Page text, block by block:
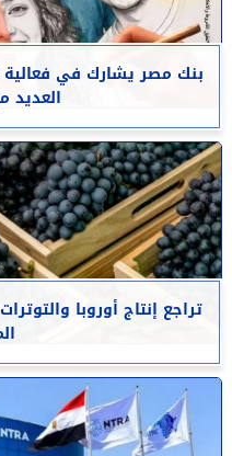
بنك مصر يشارك في فعالية
العديد
تراجع إنتاج أوروبا